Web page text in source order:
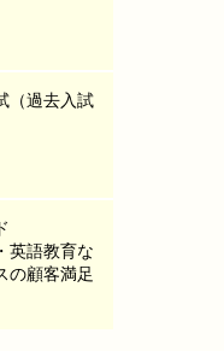
（過去入試
英語教育な
の顧客満足